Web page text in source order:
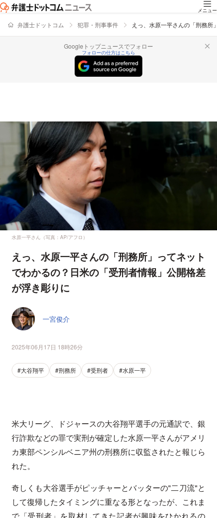
メニュー
弁護士ドットコム 犯罪・刑事事件 えっ、水原一平さんの「刑務所
Googleトップニュースでフォロー
フォローの仕方はこちら
水原一平さん（写真：AP/アフロ）
えっ、水原一平さんの「刑務所」ってネット
でわかるの？日米の「受刑者情報」公開格差
が浮き彫りに
一宮俊介
2025年06月17日 18時26分
#大谷翔平 #刑務所 #受刑者 #水原一平
米大リーグ、ドジャースの大谷翔平選手の元通訳で、銀
行詐欺などの罪で実刑が確定した水原一平さんがアメリ
カ東部ペンシルベニア州の刑務所に収監されたと報じら
れた。
奇しくも大谷選手がピッチャーとバッターの"二刀流"と
して復帰したタイミングに重なる形となったが、これま